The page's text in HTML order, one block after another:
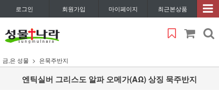
로그인 회원가입 마이페이지 최근본상품
금,은 성물 은묵주반지
엔틱실버 그리스도 알파 오메가(AΩ) 상징 묵주반지